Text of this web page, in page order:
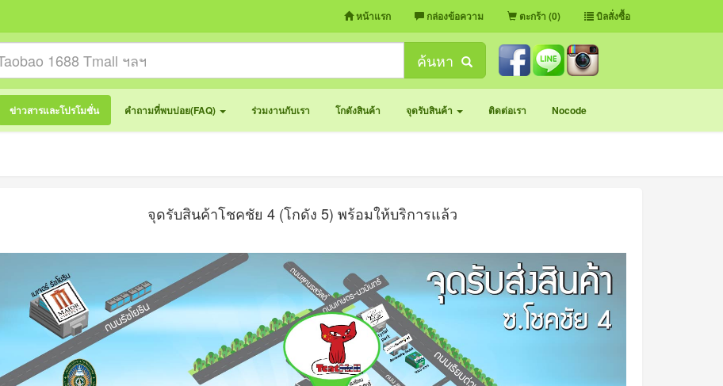
หน้าแรก กล่องข้อความ ตะกร้า (0) บิลสั่งซื้อ
ค้นหา
ข่าวสารและโปรโมชั่น คำถามที่พบบ่อย(FAQ) ร่วมงานกับเรา โกดังสินค้า จุดรับสินค้า ติดต่อเรา Nocode
จุดรับสินค้าโชคชัย 4 (โกดัง 5) พร้อมให้บริการแล้ว